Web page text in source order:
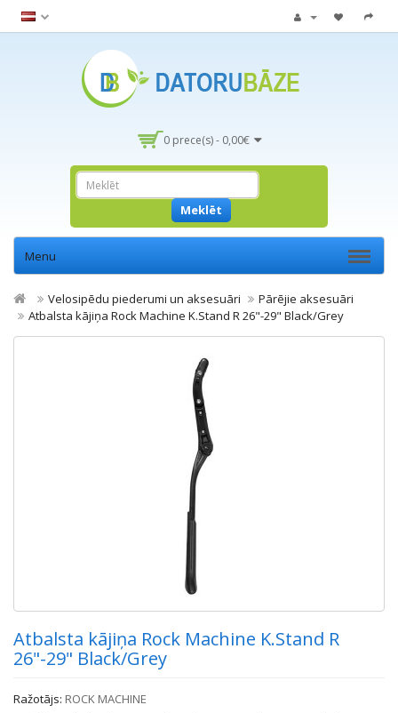
0 prece(s) - 0,00€
Meklēt
Menu
Velosipēdu piederumi un aksesuāri
Pārējie aksesuāri
Atbalsta kājiņa Rock Machine K.Stand R 26"-29" Black/Grey
Atbalsta kājiņa Rock Machine K.Stand R
26"-29" Black/Grey
Ražotājs: ROCK MACHINE